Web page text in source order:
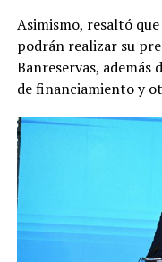
Asimismo, resaltó
podrán realizar su
Banreservas, además
de financiamiento y